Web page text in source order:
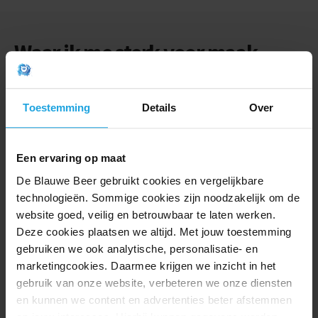
Toestemming Details Over
Een ervaring op maat
De Blauwe Beer gebruikt cookies en vergelijkbare
technologieën. Sommige cookies zijn noodzakelijk om de
website goed, veilig en betrouwbaar te laten werken.
Deze cookies plaatsen we altijd. Met jouw toestemming
gebruiken we ook analytische, personalisatie- en
marketingcookies. Daarmee krijgen we inzicht in het
gebruik van onze website, verbeteren we onze diensten
en kunnen we content en advertenties beter afstemmen
Waar ik me sterk voor maak
Met9 jaar ervaringin het werken met gezinnen die te
maken hebben met scheidingen, begrijp ik de
complexiteit en de emotionele impact die het met zich
navigeren door het scheidingsproces.
Ik geloof sterk in de kracht van communicatie,
samenwerking en compassie. Alskindercoach,
kindbehartigerenbijzondere curator in jeugdzaken
werk ik nauw samen met ouders om hun behoeften en
die van hun kinderen te begrijpen. Ik luister actief naar
hun zorgen en wensen, en bied begeleiding op maat om
positieve veranderingen te bewerkstelligen.